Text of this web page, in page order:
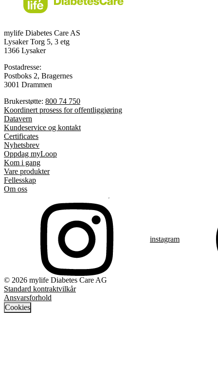
mylife Diabetes Care AS
Lysaker Torg 5, 3 etg
1366 Lysaker
Postadresse:
Postboks 2, Bragernes
3001 Drammen
Brukerstøtte: 800 74 750
Koordinert prosess for offentliggjøring
Datavern
Kundeservice og kontakt
Certificates
Nyhetsbrev
Oppdag myLoop
Kom i gang
Vare produkter
Fellesskap
Om oss
instagram
© 2026 mylife Diabetes Care AG
Standard kontraktvilkår
Ansvarsforhold
Cookies